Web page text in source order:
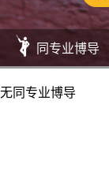
同专业博导
无同专业博导